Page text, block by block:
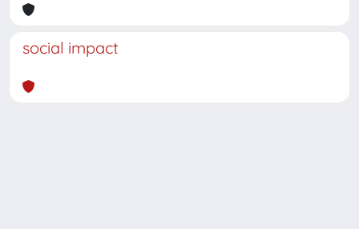
social impact